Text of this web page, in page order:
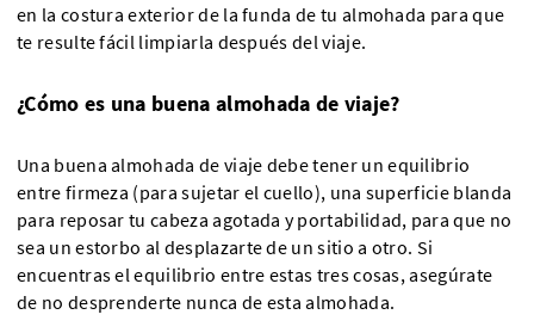
en la costura exterior de la funda de tu almohada para que
te resulte fácil limpiarla después del viaje.
¿Cómo es una buena almohada de viaje?
Una buena almohada de viaje debe tener un equilibrio
entre firmeza (para sujetar el cuello), una superficie blanda
para reposar tu cabeza agotada y portabilidad, para que no
sea un estorbo al desplazarte de un sitio a otro. Si
encuentras el equilibrio entre estas tres cosas, asegúrate
de no desprenderte nunca de esta almohada.